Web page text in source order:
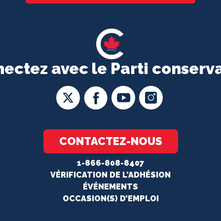
avec le Parti
CONTACTEZ-NOUS
1-866-808-8407
VÉRIFICATION DE L'ADHÉSION
ÉVÉNEMENTS
OCCASION(S) D’EMPLOI